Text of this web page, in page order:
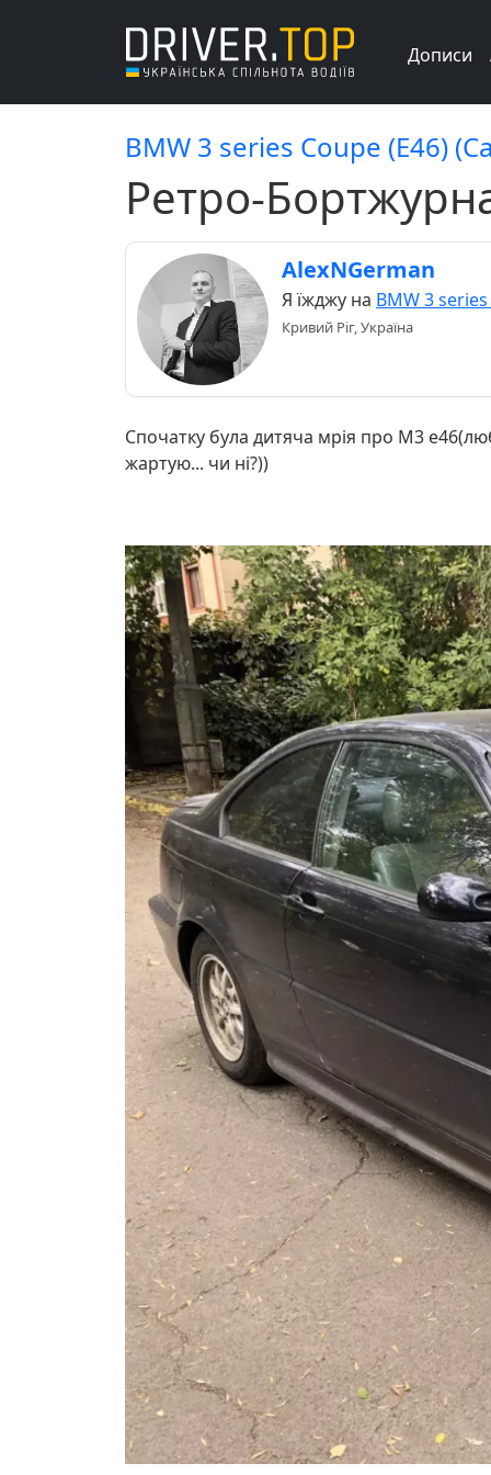
Дописи
BMW 3 series Coupe (E46)
Ретро-
AlexNGerman
Я їжджу на BMW 3
Кривий Ріг, Україна
Спочатку була дитяча мрія про M3
жартую... чи ні?))